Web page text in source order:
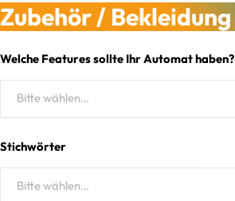
Zubehör / Bekleidung
Welche Features sollte Ihr Automat haben?
Funktionen
Stichwörter
Funktionen 2nd Hand